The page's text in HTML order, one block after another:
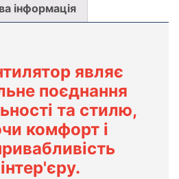
інформація
являє
поєднання
та стилю,
комфорт і